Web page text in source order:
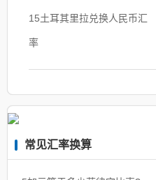
15土耳其里拉兑换人民币汇
率
常见汇率换算